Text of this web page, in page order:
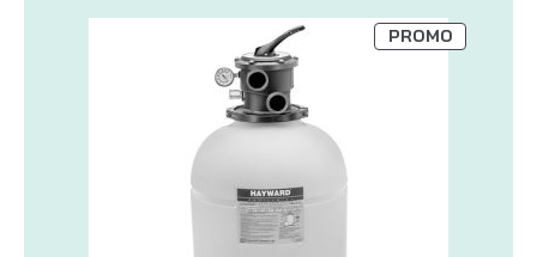
PROMOPRODUIT
EN